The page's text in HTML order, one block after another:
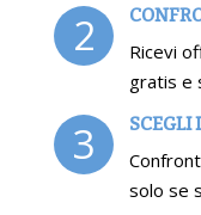
2
Ricevi
gratis e
3 SCEGLI
solo se